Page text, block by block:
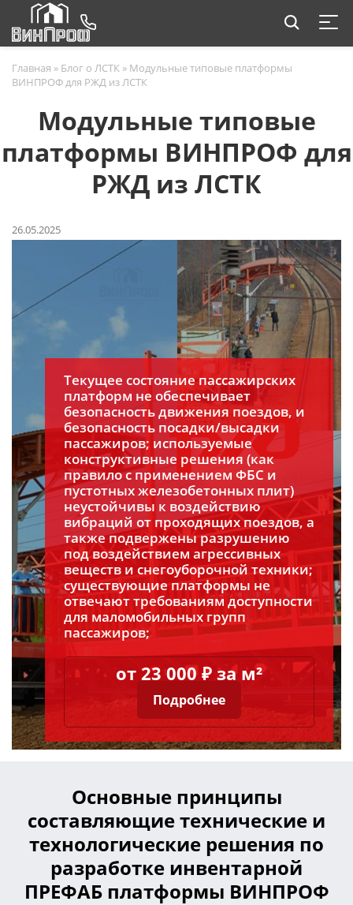
Главная » Блог о ЛСТК » Модульные типовые платформы
ВИНПРОФ для РЖД из ЛСТК
Модульные типовые
платформы ВИНПРОФ для
РЖД из ЛСТК
26.05.2025
Текущее состояние пассажирских
платформ не обеспечивает
безопасность движения поездов, и
безопасность посадки/высадки
пассажиров; используемые
конструктивные решения (как
правило с применением ФБС и
пустотных железобетонных плит)
неустойчивы к воздействию
вибраций от проходящих поездов, а
также подвержены разрушению
под воздействием агрессивных
веществ и снегоуборочной техники;
существующие платформы не
отвечают требованиям доступности
для маломобильных групп
пассажиров;
от 23 000 ₽ за м²
Подробнее
Основные принципы
составляющие технические и
технологические решения по
разработке инвентарной
ПРЕФАБ платформы ВИНПРОФ